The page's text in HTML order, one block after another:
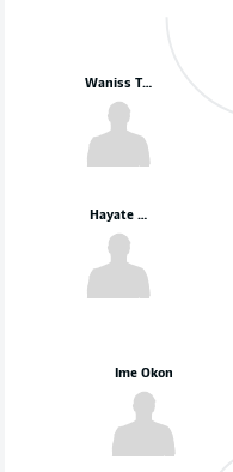
Ime Okon
Hayate Matsuda
Waniss Taibi